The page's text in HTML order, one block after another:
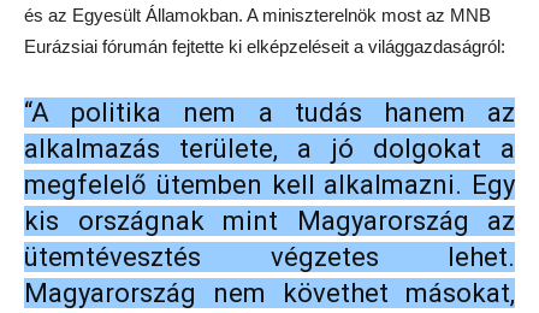
és az Egyesült Államokban. A miniszterelnök most az MNB
Eurázsiai fórumán fejtette ki elképzeléseit a világgazdaságról:
“A politika nem a tudás hanem az
alkalmazás területe, a jó dolgokat a
megfelelő ütemben kell alkalmazni. Egy
kis országnak mint Magyarország az
ütemtévesztés végzetes lehet.
Magyarország nem követhet másokat,